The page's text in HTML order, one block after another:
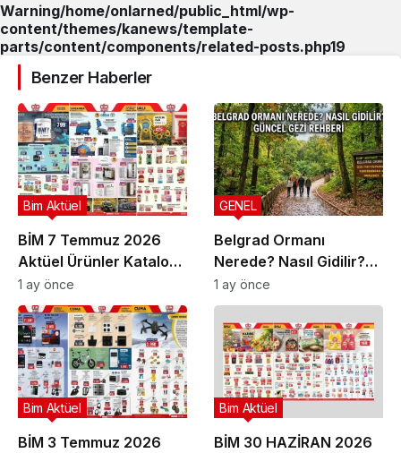
Warning/home/onlarned/public_html/wp-
content/themes/kanews/template-
parts/content/components/related-posts.php19
Benzer Haberler
BİM 7 Temmuz 2026
Aktüel Ürünler Kataloğu
| Bu Hafta İndirimde
Olan Ürünler
Bim Aktüel
1 ay önce
Belgrad Ormanı
Nerede? Nasıl Gidilir?
Güncel Gezi Rehberi
GENEL
1 ay önce
BİM 3 Temmuz 2026
Bim Aktüel
BİM 30 HAZİRAN 2026
Bim Aktüel